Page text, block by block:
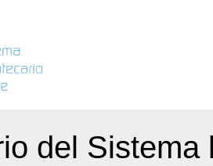
del